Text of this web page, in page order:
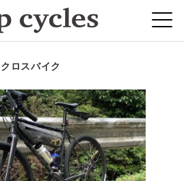
クロスバイク